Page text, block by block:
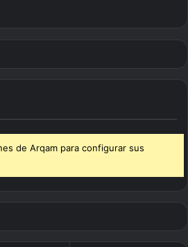
de Arqam para configurar sus